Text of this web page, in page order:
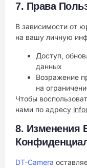
7. Права
В зависимости от
на вашу личную
Доступ,
данных
Возражение
на
Чтобы
нами по адресу
8. Изменения
DT-Camera